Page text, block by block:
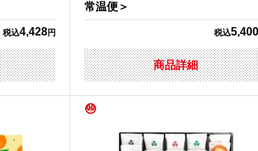
税込4,428円
常温便＞
税込5,400
商品詳細